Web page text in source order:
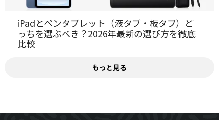
iPadとペンタブレット（液タブ・板タブ）ど
っちを選ぶべき？2026年最新の選び方を徹底
比較
もっと見る